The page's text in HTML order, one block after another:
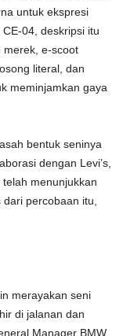
untuk ekspresi
04, deskripsi itu
merek, e-scoot
literal, dan
meminjamkan gaya
bentuk seninya
dengan Levi’s,
menunjukkan
percobaan itu,
merayakan seni
di jalanan dan
Manager BMW